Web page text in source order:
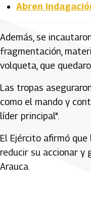
Abren
Además, se
fragmentación,
volqueta, que
Las tropas
como el mando y
líder principal".
El Ejército afirmó
reducir su accionar y
Arauca.